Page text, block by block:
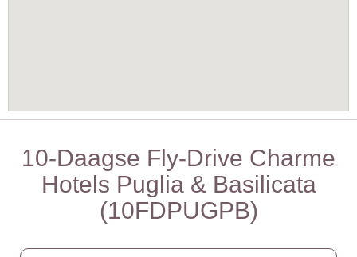
10-Daagse Fly-Drive Charme
Hotels Puglia & Basilicata
(10FDPUGPB)